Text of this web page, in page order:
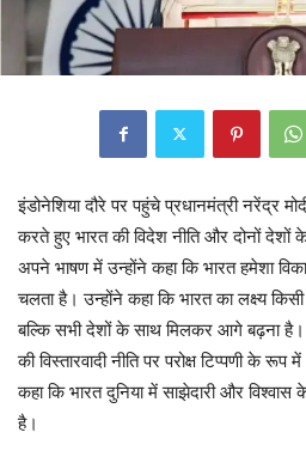
इंडोनेशिया दौरे पर पहुंचे प्रधानमंत्री नरेंद्र
करते हुए भारत की विदेश नीति और दोनों देशों के
अपने भाषण में उन्होंने कहा कि भारत हमेशा
चलता है। उन्होंने कहा कि भारत का लक्ष्य
बल्कि सभी देशों के साथ मिलकर आगे बढ़ना
की विस्तारवादी नीति पर परोक्ष टिप्पणी के
कहा कि भारत दुनिया में साझेदारी और
है।